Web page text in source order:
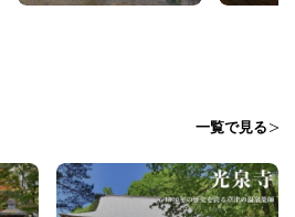
一覧で見る